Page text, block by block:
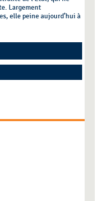
Largement
elle peine aujourd’hui à